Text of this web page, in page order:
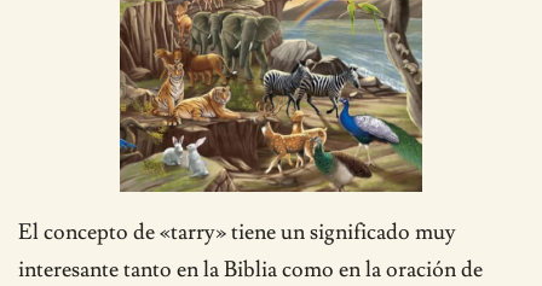
El concepto de «tarry» tiene un significado muy
interesante tanto en la Biblia como en la oración de